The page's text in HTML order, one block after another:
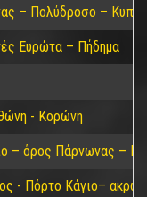
– Πολύδροσο –
Ευρώτα – Πήδημα
- Κορώνη
– όρος Πάρνωνας –
- Πόρτο Κάγιο–